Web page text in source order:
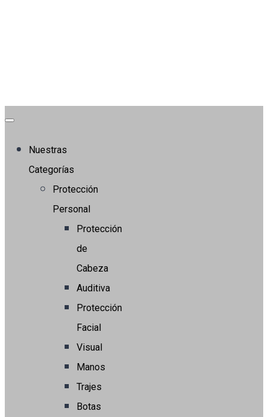
Nuestras
Categorías
Protección
Personal
Protección
de
Cabeza
Auditiva
Protección
Facial
Visual
Manos
Trajes
Botas